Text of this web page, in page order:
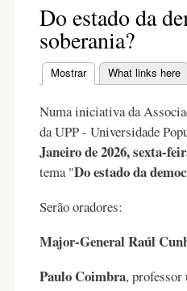
Do estado da
soberania?
Separadores
Mostrar(separador ativo)
What links here
Numa iniciativa da
da UPP - Universidade
Janeiro de 2026, sexta-
tema "Do estado da
Serão oradores:
Major-General Raúl
Paulo Coimbra,